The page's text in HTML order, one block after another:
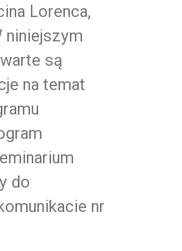
Lorenca,
niniejszym
są
na temat
do
nr